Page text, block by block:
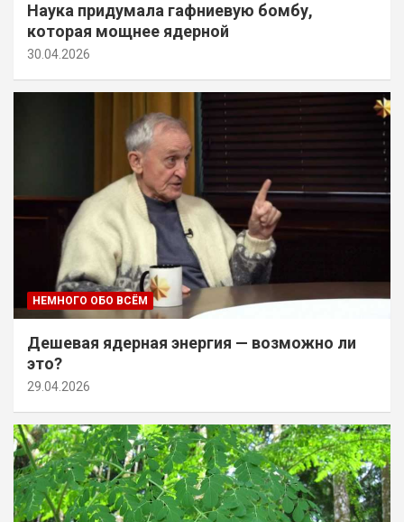
Наука придумала гафниевую бомбу,
которая мощнее ядерной
30.04.2026
НЕМНОГО ОБО ВСЁМ
Дешевая ядерная энергия — возможно ли
это?
29.04.2026